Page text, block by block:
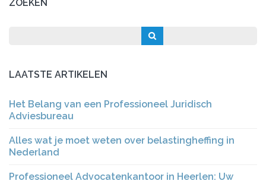
ZOEKEN
LAATSTE ARTIKELEN
Het Belang van een Professioneel Juridisch
Adviesbureau
Alles wat je moet weten over belastingheffing in
Nederland
Professioneel Advocatenkantoor in Heerlen: Uw